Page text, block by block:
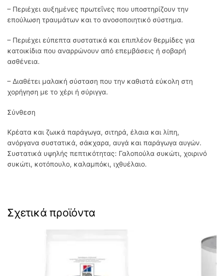
– Περιέχει αυξημένες πρωτεΐνες που υποστηρίζουν την
επούλωση τραυμάτων και το ανοσοποιητικό σύστημα.
– Περιέχει εύπεπτα συστατικά και επιπλέον θερμίδες για
κατοικίδια που αναρρώνουν από επεμβάσεις ή σοβαρή
ασθένεια.
– Διαθέτει μαλακή σύσταση που την καθιστά εύκολη στη
χορήγηση με το χέρι ή σύριγγα.
Σύνθεση
Κρέατα και ζωικά παράγωγα, σιτηρά, έλαια και λίπη,
ανόργανα συστατικά, σάκχαρα, αυγά και παράγωγα αυγών.
Συστατικά υψηλής πεπτικότητας: Γαλοπούλα συκώτι, χοιρινό
συκώτι, κοτόπουλο, καλαμπόκι, ιχθυέλαιο.
Σχετικά προϊόντα